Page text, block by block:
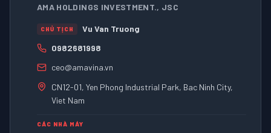
AMA HOLDINGS INVESTMENT., JSC
CHỦ TỊCH
Vu Van Truong
0982681998
ceo@amavina.vn
CN12-01, Yen Phong Industrial Park, Bac Ninh City,
Viet Nam
CÁC NHÀ MÁY